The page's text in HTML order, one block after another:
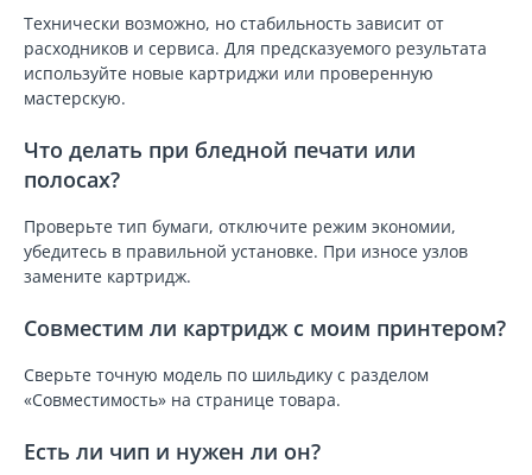
Технически возможно, но стабильность зависит от
расходников и сервиса. Для предсказуемого результата
используйте новые картриджи или проверенную
мастерскую.
Что делать при бледной печати или
полосах?
Проверьте тип бумаги, отключите режим экономии,
убедитесь в правильной установке. При износе узлов
замените картридж.
Совместим ли картридж с моим принтером?
Сверьте точную модель по шильдику с разделом
«Совместимость» на странице товара.
Есть ли чип и нужен ли он?